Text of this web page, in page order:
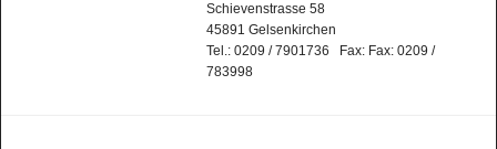
Schievenstrasse 58
45891 Gelsenkirchen
Tel.: 0209 / 7901736 Fax: Fax: 0209 /
783998